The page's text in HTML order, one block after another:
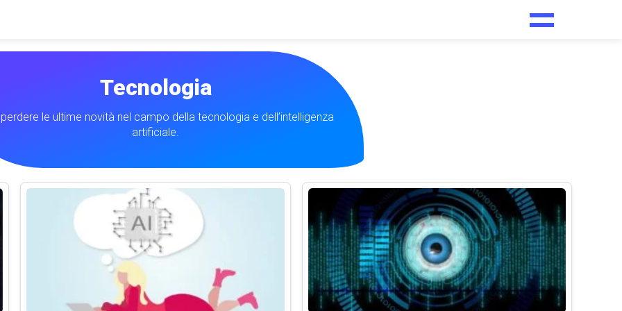
Tecnologia
le ultime novità nel campo della tecnologia e dell’intelligenza
artificiale.